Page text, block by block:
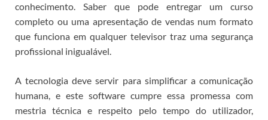
conhecimento. Saber que pode entregar um curso
completo ou uma apresentação de vendas num formato
que funciona em qualquer televisor traz uma segurança
profissional inigualável.
A tecnologia deve servir para simplificar a comunicação
humana, e este software cumpre essa promessa com
mestria técnica e respeito pelo tempo do utilizador,